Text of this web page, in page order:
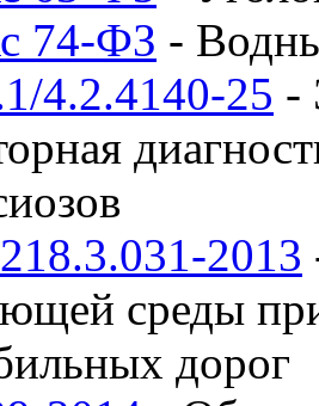
74-ФЗ -
4.2.4140-25 -
2013
среды
дорог